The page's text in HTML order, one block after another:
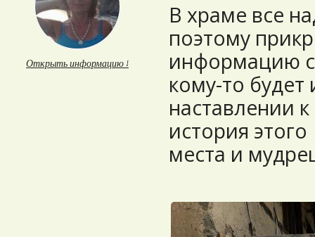
Открыть информацию ↓
В храме все
поэтому
информацию
кому-то будет
наставлении
история
места и